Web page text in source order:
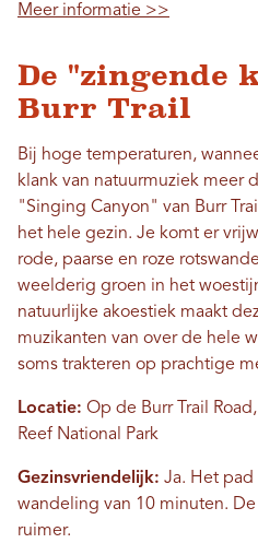
Meer informatie >>
De "zingende
Burr Trail
Bij hoge temperaturen,
klank van natuurmuziek meer
"Singing Canyon" van Burr
het hele gezin. Je komt er
rode, paarse en roze
weelderig groen in het
natuurlijke akoestiek maakt
muzikanten van over de hele
soms trakteren op prachtige
Locatie: Op de Burr Trail
Reef National Park
Gezinsvriendelijk: Ja. Het pad
wandeling van 10 minuten.
ruimer.